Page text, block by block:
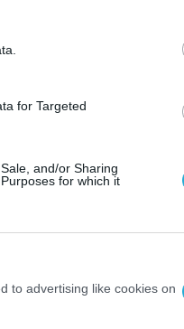
for Targeted
and/or Sharing
for which it
to advertising like cookies on
χρηστών της